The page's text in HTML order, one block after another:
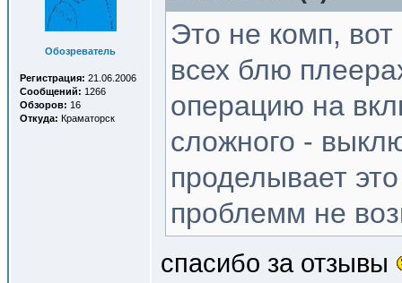
Обозреватель
Регистрация: 21.06.2006
Сообщений: 1266
Обзоров: 16
Откуда: Краматорск
Это не комп,
всех блю
операцию на
сложного -
проделывает
проблемм не
спасибо за отзывы